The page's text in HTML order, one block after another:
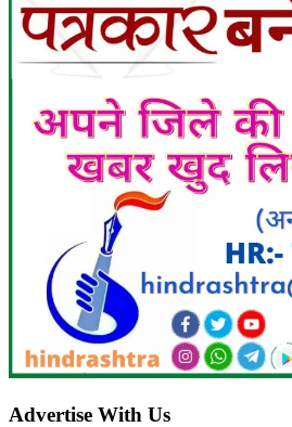
Advertise With Us